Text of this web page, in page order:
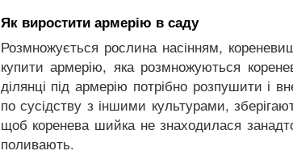
Як виростити армерію в саду
Розмножується рослина насінням,
купити армерію, яка розмножуються
ділянці під армерію потрібно розпушити і
по сусідству з іншими культурами,
щоб коренева шийка не знаходилася
поливають.